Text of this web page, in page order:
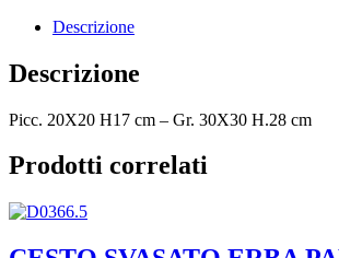
Descrizione
Descrizione
Picc. 20X20 H17 cm – Gr. 30X30 H.28 cm
Prodotti correlati